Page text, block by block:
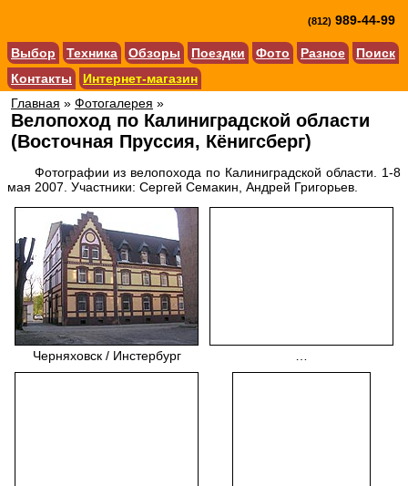
(812) 989-44-99
Выбор Техника Обзоры Поездки Фото Разное
Поиск
Контакты
Интернет-магазин
Главная » Фотогалерея »
Велопоход по Калиниградской области
(Восточная Пруссия, Кёнигсберг)
Фотографии из велопохода по Калиниградской области. 1-8
мая 2007. Участники: Сергей Семакин, Андрей Григорьев.
Черняховск / Инстербург